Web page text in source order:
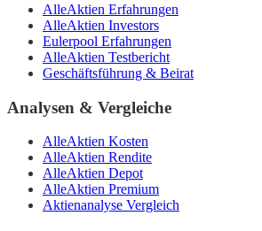
AlleAktien Erfahrungen
AlleAktien Investors
Eulerpool Erfahrungen
AlleAktien Testbericht
Geschäftsführung & Beirat
Analysen & Vergleiche
AlleAktien Kosten
AlleAktien Rendite
AlleAktien Depot
AlleAktien Premium
Aktienanalyse Vergleich